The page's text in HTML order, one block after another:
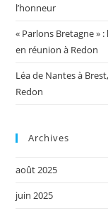
l’honneur
« Parlons Bretagne »
en réunion à Redon
Léa de Nantes à
Redon
Archives
août 2025
juin 2025